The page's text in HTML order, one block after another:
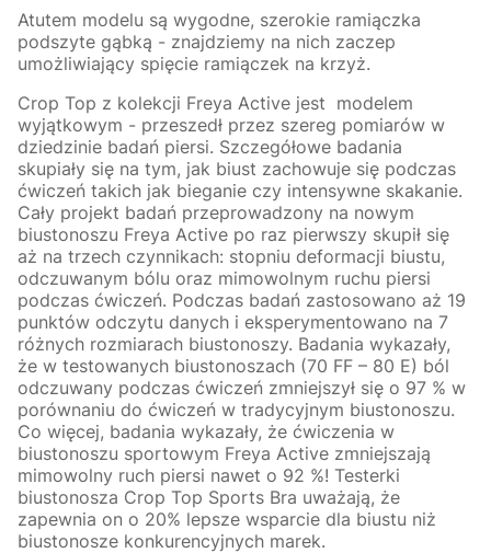
Atutem modelu są wygodne, szerokie ramiączka
podszyte gąbką - znajdziemy na nich zaczep
umożliwiający spięcie ramiączek na krzyż.
Crop Top z kolekcji Freya Active jest modelem
wyjątkowym - przeszedł przez szereg pomiarów w
dziedzinie badań piersi. Szczegółowe badania
skupiały się na tym, jak biust zachowuje się podczas
ćwiczeń takich jak bieganie czy intensywne skakanie.
Cały projekt badań przeprowadzony na nowym
biustonoszu Freya Active po raz pierwszy skupił się
aż na trzech czynnikach: stopniu deformacji biustu,
odczuwanym bólu oraz mimowolnym ruchu piersi
podczas ćwiczeń. Podczas badań zastosowano aż 19
punktów odczytu danych i eksperymentowano na 7
różnych rozmiarach biustonoszy. Badania wykazały,
że w testowanych biustonoszach (70 FF – 80 E) ból
odczuwany podczas ćwiczeń zmniejszył się o 97 % w
porównaniu do ćwiczeń w tradycyjnym biustonoszu.
Co więcej, badania wykazały, że ćwiczenia w
biustonoszu sportowym Freya Active zmniejszają
mimowolny ruch piersi nawet o 92 %! Testerki
biustonosza Crop Top Sports Bra uważają, że
zapewnia on o 20% lepsze wsparcie dla biustu niż
biustonosze konkurencyjnych marek.